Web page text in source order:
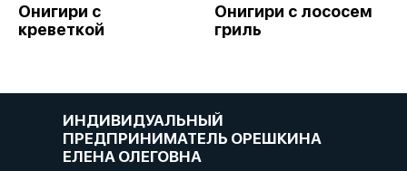
Онигири с
креветкой
Онигири с лососем
гриль
ИНДИВИДУАЛЬНЫЙ
ПРЕДПРИНИМАТЕЛЬ ОРЕШКИНА
ЕЛЕНА ОЛЕГОВНА